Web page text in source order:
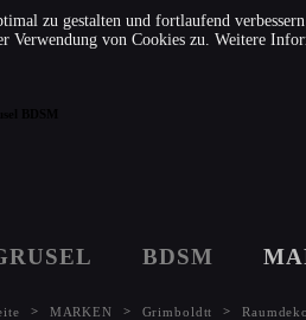
zu gestalten und fortlaufend
Verwendung von Cookies zu. Weitere
BDSM
> MARKEN > Grimboldtt >